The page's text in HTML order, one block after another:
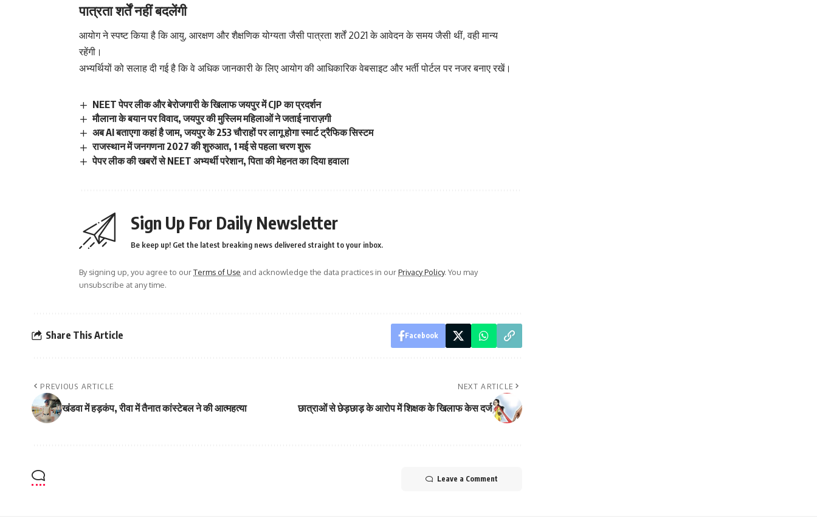
पात्रता शर्तें नहीं बदलेंगी
आयोग ने स्पष्ट किया है कि आयु, आरक्षण और शैक्षणिक योग्यता जैसी पात्रता शर्तें 2021 के आवेदन के समय जैसी थीं, वही मान्य
रहेंगी।
अभ्यर्थियों को सलाह दी गई है कि वे अधिक जानकारी के लिए आयोग की आधिकारिक वेबसाइट और भर्ती पोर्टल पर नजर बनाए रखें।
NEET पेपर लीक और बेरोजगारी के खिलाफ जयपुर में CJP का प्रदर्शन
मौलाना के बयान पर विवाद, जयपुर की मुस्लिम महिलाओं ने जताई नाराज़गी
अब AI बताएगा कहां है जाम, जयपुर के 253 चौराहों पर लागू होगा स्मार्ट ट्रैफिक सिस्टम
राजस्थान में जनगणना 2027 की शुरुआत, 1 मई से पहला चरण शुरू
पेपर लीक की खबरों से NEET अभ्यर्थी परेशान, पिता की मेहनत का दिया हवाला
Sign Up For Daily Newsletter
Be keep up! Get the latest breaking news delivered straight to your inbox.
By signing up, you agree to ourTerms of Use and acknowledge the data practices in ourPrivacy Policy. You may
unsubscribe at any time.
Share This Article Facebook
PREVIOUS ARTICLE
खंडवा में हड़कंप, रीवा में तैनात कांस्टेबल ने की आत्महत्या
NEXT ARTICLE
छात्राओं से छेड़छाड़ के आरोप में शिक्षक के खिलाफ केस दर्ज
Leave a Comment